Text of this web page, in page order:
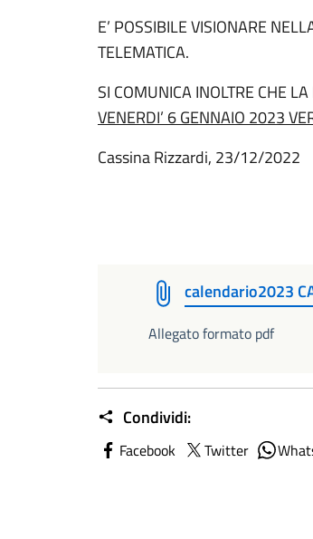
E’ POSSIBILE VISIONARE
TELEMATICA.
SI COMUNICA INOLTRE CHE
VENERDI’ 6 GENNAIO 2023
Cassina Rizzardi, 23/12/
Geom.
calendario2023
Allegato formato pdf
Condividi:
Facebook Twitter